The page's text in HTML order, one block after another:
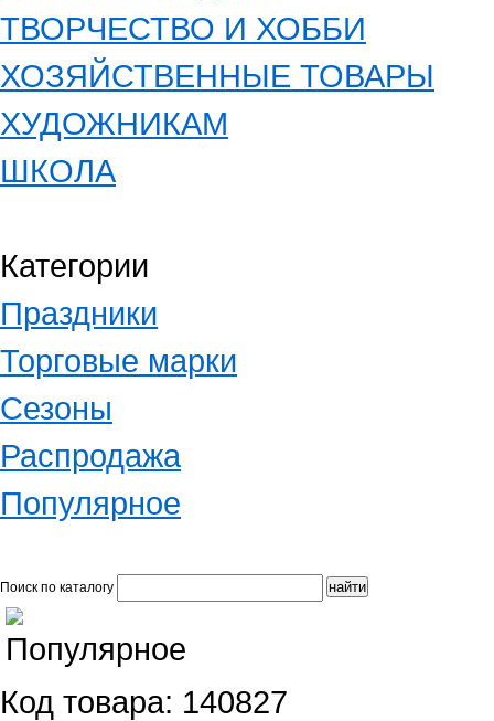
ТВОРЧЕСТВО И ХОББИ
ХОЗЯЙСТВЕННЫЕ ТОВАРЫ
ХУДОЖНИКАМ
ШКОЛА
Категории
Праздники
Торговые марки
Сезоны
Распродажа
Популярное
Поиск по каталогу
Код товара: 140827